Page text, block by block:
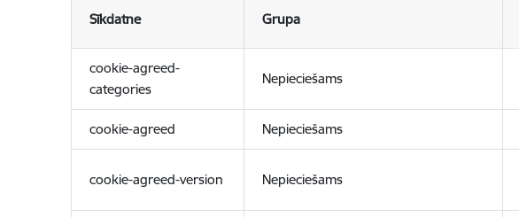
Sīkdatne Grupa
cookie-agreed-
categories
Nepieciešams
cookie-agreed Nepieciešams
cookie-agreed-version Nepieciešams